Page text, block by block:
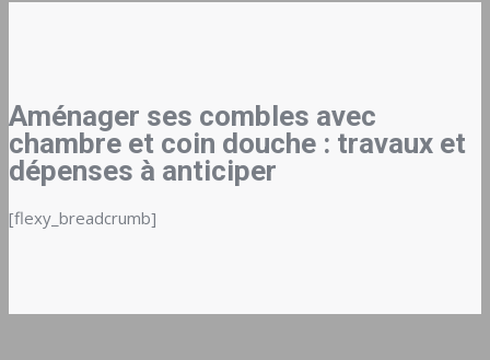
Aménager ses combles avec
chambre et coin douche : travaux et
dépenses à anticiper
[flexy_breadcrumb]